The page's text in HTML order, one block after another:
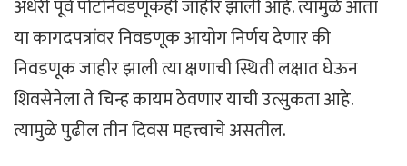
अंधेरी पूर्व पोटनिवडणूकही जाहीर झाली आहे. त्यामुळे आता
या कागदपत्रांवर निवडणूक आयोग निर्णय देणार की
निवडणूक जाहीर झाली त्या क्षणाची स्थिती लक्षात घेऊन
शिवसेनेला ते चिन्ह कायम ठेवणार याची उत्सुकता आहे.
त्यामुळे पुढील तीन दिवस महत्त्वाचे असतील.